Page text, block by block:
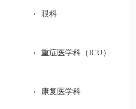
眼科
重症医学科（ICU）
康复医学科